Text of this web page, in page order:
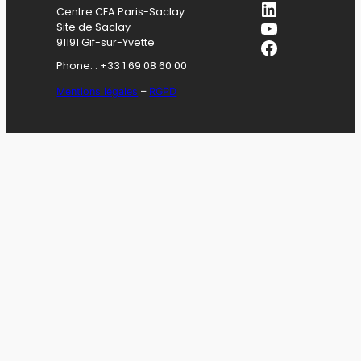
Centre CEA Paris-Saclay
Site de Saclay
91191 Gif-sur-Yvette
Phone. : +33 1 69 08 60 00
Mentions légales – RGPD
LinkedIn
YouTube
Facebook